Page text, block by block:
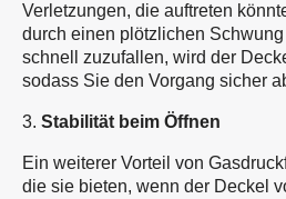
Verletzungen, die auftreten
durch einen plötzlichen
schnell zuzufallen, wird der
sodass Sie den Vorgang sicher
3. Stabilität beim Öffnen
Ein weiterer Vorteil von
die sie bieten, wenn der Deckel